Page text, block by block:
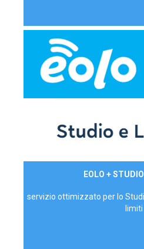
EOLO +
servizio ottimizzato per lo
limiti